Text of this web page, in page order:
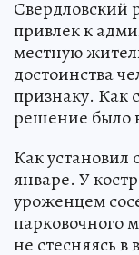
Свердловский
привлек к
местную
достоинства
признаку. Как
решение было
Как
январе. У
уроженцем
парковочного
не стесняясь